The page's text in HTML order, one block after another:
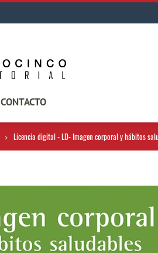
CONTACTO
Licencia digital - LD- Imagen corporal y hábitos